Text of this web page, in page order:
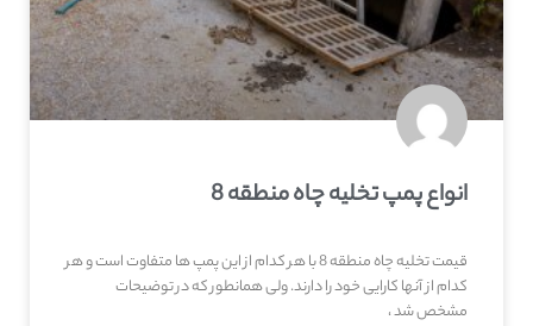
انواع پمپ تخلیه چاه منطقه 8
قیمت تخلیه چاه منطقه 8 با هر کدام از این پمپ ها متفاوت است و هر
کدام از آنها کارایی خود را دارند. ولی همانطور که در توضیحات
مشخص شد ،